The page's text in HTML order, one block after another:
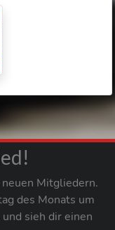
Mitgliedern.
des Monats um
sieh dir einen